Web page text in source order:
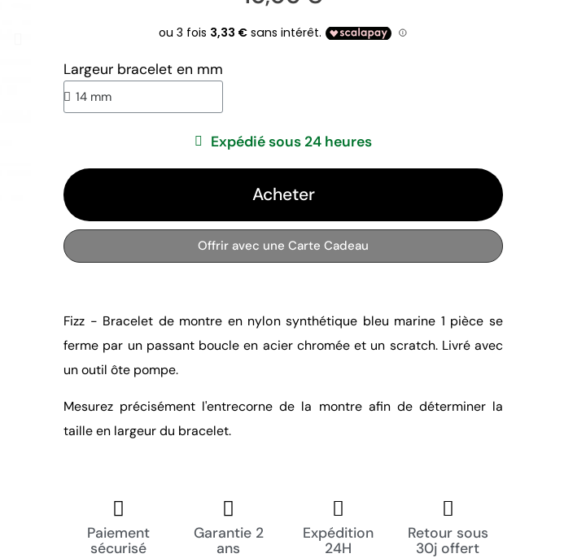
Largeur bracelet en mm
Expédié sous 24 heures
Acheter
Offrir avec une Carte Cadeau
Fizz - Bracelet de montre en nylon synthétique bleu marine 1 pièce se
ferme par un passant boucle en acier chromée et un scratch. Livré avec
un outil ôte pompe.
Mesurez précisément l'entrecorne de la montre afin de déterminer la
taille en largeur du bracelet.
Paiement
sécurisé
Garantie 2
ans
Expédition
24H
Retour sous
30j offert